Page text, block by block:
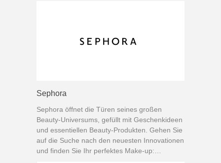
Sephora
Sephora öffnet die Türen seines großen
Beauty-Universums, gefüllt mit Geschenkideen
und essentiellen Beauty-Produkten. Gehen Sie
auf die Suche nach den neuesten Innovationen
und finden Sie Ihr perfektes Make-up: